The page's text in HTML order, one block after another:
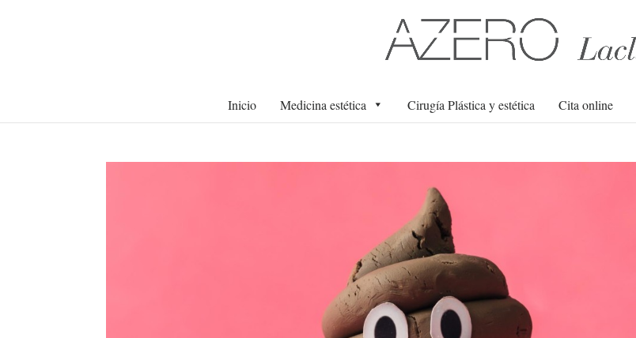
Inicio Medicina estética Cirugía Plástica y estética Cita online